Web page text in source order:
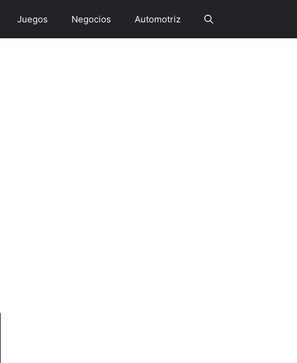
Juegos Negocios Automotriz